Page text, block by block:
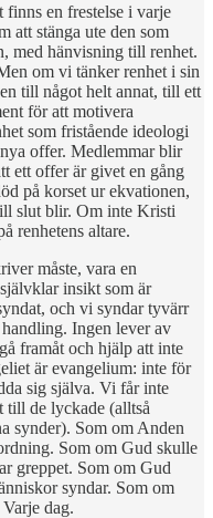
en frestelse i varje
att stänga ute den som
med hänvisning till renhet.
om vi tänker renhet i sin
till något helt annat, till ett
för att motivera
som fristående ideologi
offer. Medlemmar blir
ett offer är givet en gång
på korset ur ekvationen,
slut blir. Om inte Kristi
renhetens altare.
måste, vara en
insikt som är
och vi syndar tyvärr
Ingen lever av
framåt och hjälp att inte
är evangelium: inte för
sig själva. Vi får inte
till de lyckade (alltså
synder). Som om Anden
Som om Gud skulle
greppet. Som om Gud
syndar. Som om
dag.